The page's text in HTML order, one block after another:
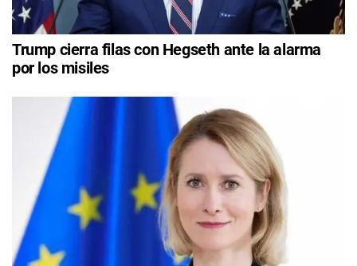
Trump cierra filas con Hegseth ante la alarma
por los misiles